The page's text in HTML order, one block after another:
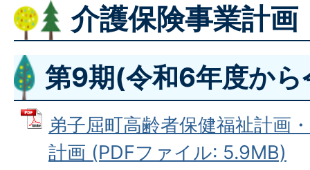
介護保険事業計画
第9期(令和6年度か
弟子屈町高齢者保健福祉計画
計画 (PDFファイル: 5.9MB)